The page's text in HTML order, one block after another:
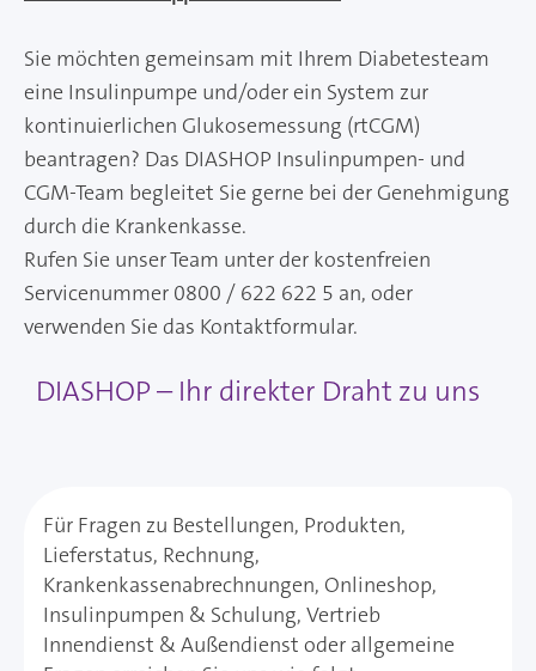
Sie möchten gemeinsam mit Ihrem Diabetesteam
eine Insulinpumpe und/oder ein System zur
kontinuierlichen Glukosemessung (rtCGM)
beantragen? Das DIASHOP Insulinpumpen- und
CGM-Team begleitet Sie gerne bei der Genehmigung
durch die Krankenkasse.
Rufen Sie unser Team unter der kostenfreien
Servicenummer 0800 / 622 622 5 an, oder
verwenden Sie das Kontaktformular.
DIASHOP – Ihr direkter Draht zu uns
Für Fragen zu Bestellungen, Produkten,
Lieferstatus, Rechnung,
Krankenkassenabrechnungen, Onlineshop,
Insulinpumpen & Schulung, Vertrieb
Innendienst & Außendienst oder allgemeine